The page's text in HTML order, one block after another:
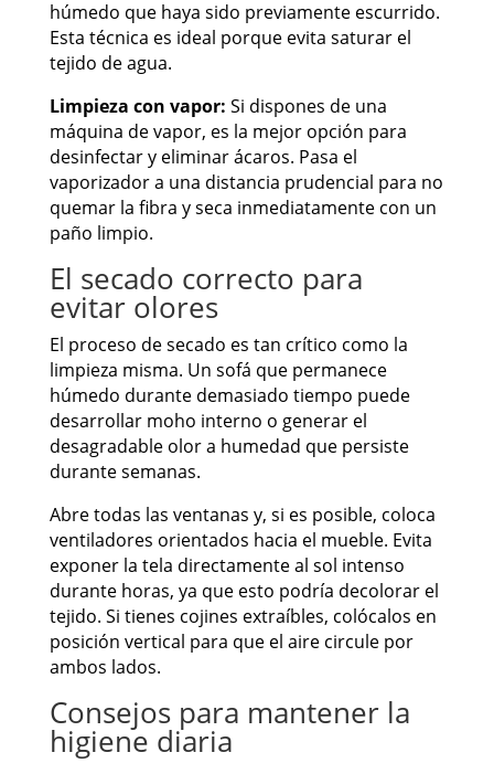
húmedo que haya sido previamente escurrido.
Esta técnica es ideal porque evita saturar el
tejido de agua.
Limpieza con vapor: Si dispones de una
máquina de vapor, es la mejor opción para
desinfectar y eliminar ácaros. Pasa el
vaporizador a una distancia prudencial para no
quemar la fibra y seca inmediatamente con un
paño limpio.
El secado correcto para
evitar olores
El proceso de secado es tan crítico como la
limpieza misma. Un sofá que permanece
húmedo durante demasiado tiempo puede
desarrollar moho interno o generar el
desagradable olor a humedad que persiste
durante semanas.
Abre todas las ventanas y, si es posible, coloca
ventiladores orientados hacia el mueble. Evita
exponer la tela directamente al sol intenso
durante horas, ya que esto podría decolorar el
tejido. Si tienes cojines extraíbles, colócalos en
posición vertical para que el aire circule por
ambos lados.
Consejos para mantener la
higiene diaria